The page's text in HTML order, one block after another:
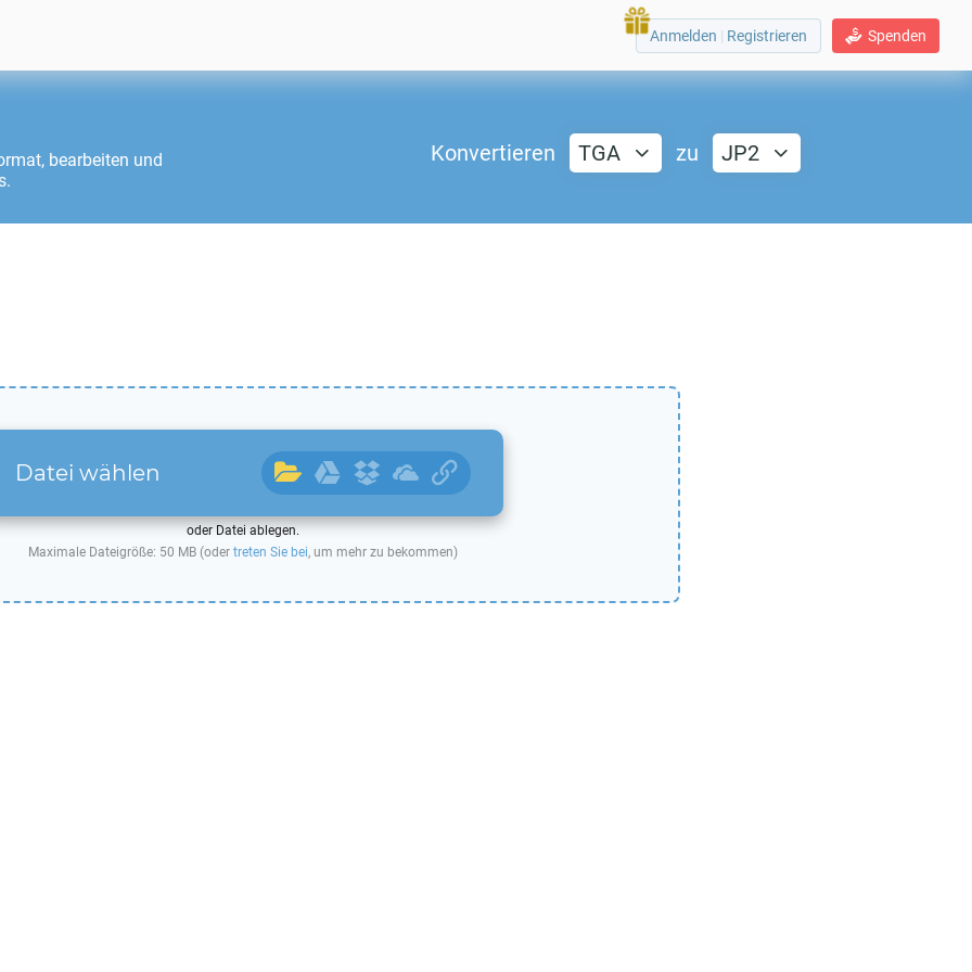
Spenden
Anmelden | Registrieren
bearbeiten und
Konvertieren TGA zu JP2
Datei wählen
oder Datei ablegen.
Maximale Dateigröße: 50 MB (oder treten Sie bei, um mehr zu bekommen)